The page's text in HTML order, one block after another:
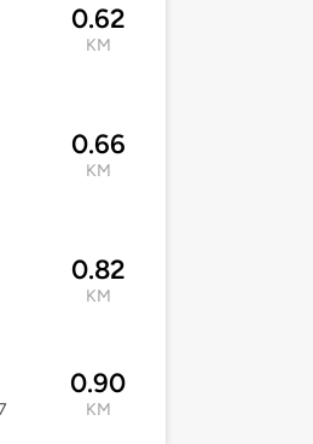
0.62
KM
0.66
KM
0.82
KM
0.90
KM